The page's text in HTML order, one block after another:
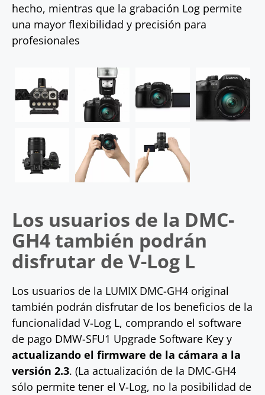
hecho, mientras que la grabación Log permite
una mayor flexibilidad y precisión para
profesionales
Los usuarios de la DMC-
GH4 también podrán
disfrutar de V-Log L
Los usuarios de la LUMIX DMC-GH4 original
también podrán disfrutar de los beneficios de la
funcionalidad V-Log L, comprando el software
de pago DMW-SFU1 Upgrade Software Key y
actualizando el firmware de la cámara a la
versión 2.3. (La actualización de la DMC-GH4
sólo permite tener el V-Log, no la posibilidad de